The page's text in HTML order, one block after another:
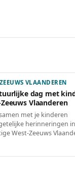
VLAANDEREN
dag met
Vlaanderen
met je kinderen
herinneringen
West-Zeeuws